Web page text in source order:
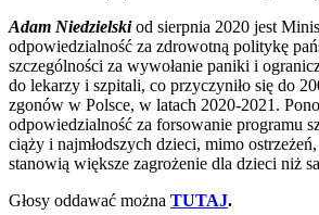
Adam Niedzielskiod sierpnia 2020 jest
odpowiedzialność za zdrowotną politykę
szczególności za wywołanie paniki i
do lekarzy i szpitali, co przyczyniło się do
zgonów w Polsce, w latach 2020-2021.
odpowiedzialność za forsowanie programu
ciąży i najmłodszych dzieci, mimo
stanowią większe zagrożenie dla dzieci niż
Głosy oddawać można TUTAJ.